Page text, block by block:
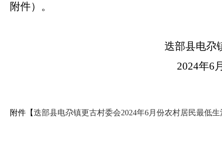
附件）。
迭部县电尕镇更古
2024年6月12
附件【迭部县电尕镇更古村委会2024年6月份农村居民最低